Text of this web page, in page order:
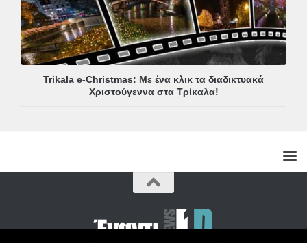
Trikala e-Christmas: Με ένα κλικ τα διαδικτυακά
Χριστούγεννα στα Τρίκαλα!